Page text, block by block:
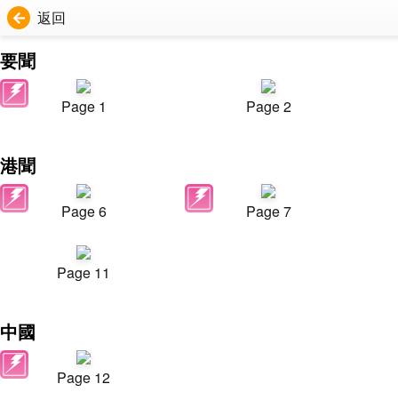
返回
要聞
Page 1 Page 2
港聞
Page 6 Page 7
Page 11
中國
Page 12